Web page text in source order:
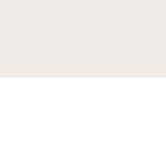
Снимайте ваше